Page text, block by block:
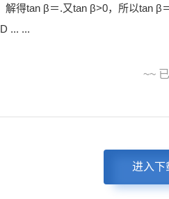
解得tan β＝.又tan β>0，所以tan
... ...
~~
进入下